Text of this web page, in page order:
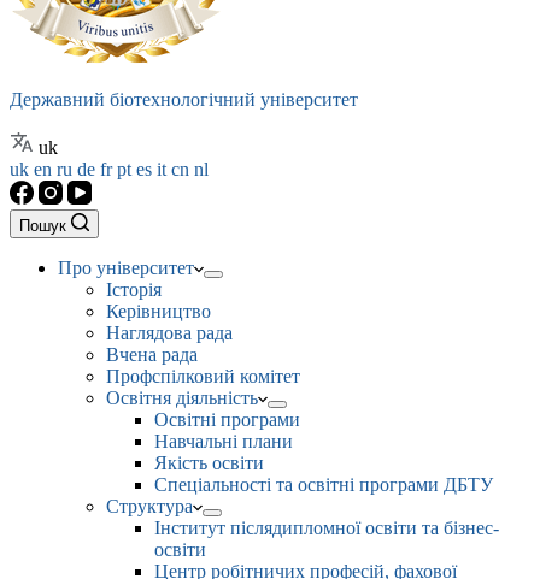
Державний біотехнологічний університет
uk
uk en ru de frpt es it cn nl
Пошук
Про університет
Історія
Керівництво
Наглядова рада
Вчена рада
Профспілковий комітет
Освітня діяльність
Освітні програми
Навчальні плани
Якість освіти
Спеціальності та освітні програми ДБТУ
Структура
Інститут післядипломної освіти та бізнес-
освіти
Центр робітничих професій, фахової